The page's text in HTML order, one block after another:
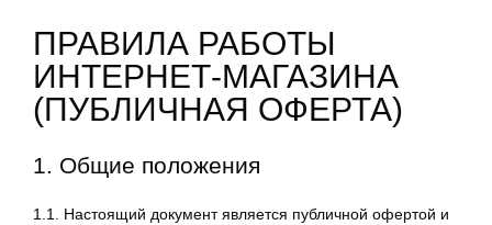
ПРАВИЛА РАБОТЫ
ИНТЕРНЕТ-МАГАЗИНА
(ПУБЛИЧНАЯ ОФЕРТА)
1. Общие положения
1.1. Настоящий документ является публичной офертой и